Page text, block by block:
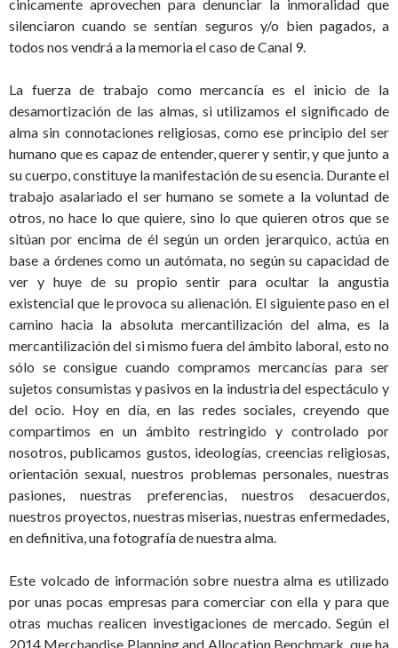
cinicamente aprovechen para denunciar la inmoralidad que
silenciaron cuando se sentían seguros y/o bien pagados, a
todos nos vendrá a la memoria el caso de Canal 9.
La fuerza de trabajo como mercancía es el inicio de la
desamortización de las almas, si utilizamos el significado de
alma sin connotaciones religiosas, como ese principio del ser
humano que es capaz de entender, querer y sentir, y que junto a
su cuerpo, constituye la manifestación de su esencia. Durante el
trabajo asalariado el ser humano se somete a la voluntad de
otros, no hace lo que quiere, sino lo que quieren otros que se
sitúan por encima de él según un orden jerarquico, actúa en
base a órdenes como un autómata, no según su capacidad de
ver y huye de su propio sentir para ocultar la angustia
existencial que le provoca su alienación. El siguiente paso en el
camino hacia la absoluta mercantilización del alma, es la
mercantilización del si mismo fuera del ámbito laboral, esto no
sólo se consigue cuando compramos mercancías para ser
sujetos consumistas y pasivos en la industria del espectáculo y
del ocio. Hoy en día, en las redes sociales, creyendo que
compartimos en un ámbito restringido y controlado por
nosotros, publicamos gustos, ideologías, creencias religiosas,
orientación sexual, nuestros problemas personales, nuestras
pasiones, nuestras preferencias, nuestros desacuerdos,
nuestros proyectos, nuestras miserias, nuestras enfermedades,
en definitiva, una fotografía de nuestra alma.
Este volcado de información sobre nuestra alma es utilizado
por unas pocas empresas para comerciar con ella y para que
otras muchas realicen investigaciones de mercado. Según el
2014 Merchandise Planning and Allocation Benchmark, que ha